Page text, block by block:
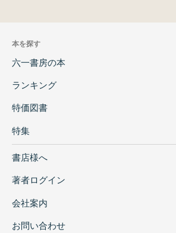
本を探す
六一書房の本
ランキング
特価図書
特集
書店様へ
著者ログイン
会社案内
お問い合わせ